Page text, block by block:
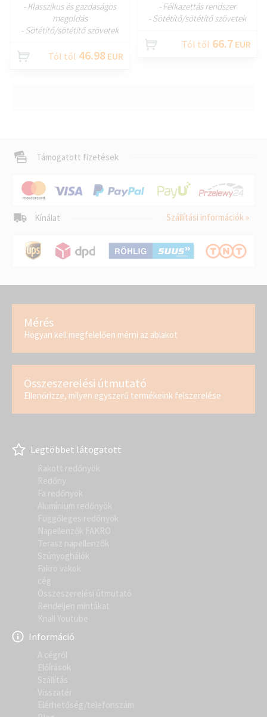
- Klasszikus és gazdaságos
megoldás
- Sötétítő/sötétítő szövetek
Tól től 46.98 EUR
- Félkazettás rendszer
- Sötétítő/sötétítő szövetek
Tól től 66.7 EUR
Támogatott fizetések
Kínálat Szállítási információk »
Mérés
Hogyan kell megfelelően mérni az ablakot
Összeszerelési útmutató
Ellenőrizze, milyen egyszerű termékeink felszerelése
Legtöbbet látogatott
Rakott redőnyök
Redőny
Fa redőnyök
Alumínium redőnyök
Függőleges redőnyök
Napellenzők FAKRO
Terasz napellenzők
Szúnyoghálók
Fakro vakok
cég
Összeszerelési útmutató
Rendeljen mintákat
Knall Youtube
Információ
A cégről
Előírások
Szállítás
Visszatér
Elérhetőség/telefonszám